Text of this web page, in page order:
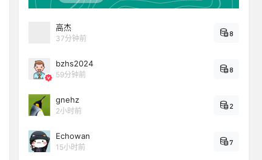
高杰
37分钟前
8
bzhs2024
59分钟前
8
gnehz
2小时前
2
Echowan
15小时前
7